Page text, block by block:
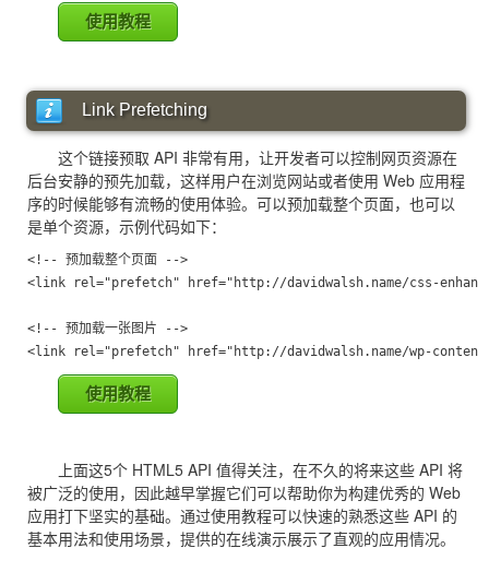
使用教程
Link Prefetching
这个链接预取 API 非常有用，让开发者可以控制网页资源在
后台安静的预先加载，这样用户在浏览网站或者使用 Web 应用程
序的时候能够有流畅的使用体验。可以预加载整个页面，也可以
是单个资源，示例代码如下：
<!-- 预加载整个页面 -->
<link rel="prefetch" href="http://davidwalsh.name/css-
<!-- 预加载一张图片 -->
<link rel="prefetch" href="http://davidwalsh.name/wp-
使用教程
上面这5个 HTML5 API 值得关注，在不久的将来这些 API 将
被广泛的使用，因此越早掌握它们可以帮助你为构建优秀的 Web
应用打下坚实的基础。通过使用教程可以快速的熟悉这些 API 的
基本用法和使用场景，提供的在线演示展示了直观的应用情况。